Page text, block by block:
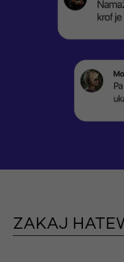
ZAKAJ